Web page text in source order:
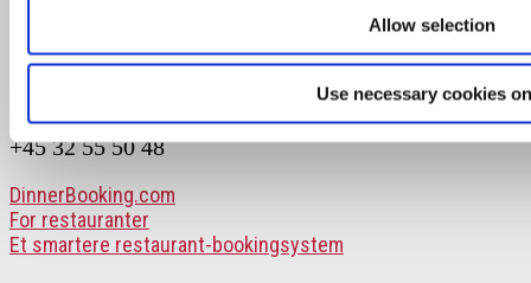
Allow selection
Use necessary cookies
Skønne steder med udeservering i Odense
DinnerBooking.com
2300 København S.
+45 32 55 50 48
DinnerBooking.com
For restauranter
Et smartere restaurant-bookingsystem